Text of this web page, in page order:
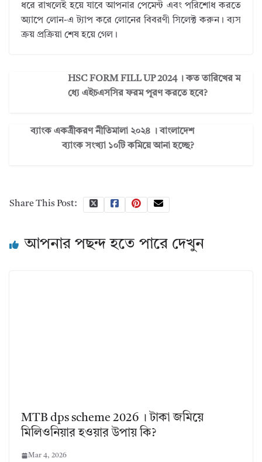
ধরে রাখলেই হয়ে যাবে আপনার পেমেন্ট এবং পরিশোধ করতে
অ্যাপে লোন-এ ট্যাপ করে লোনের বিবরণী সিলেক্ট করুন। ব্যস
ক্রয় প্রক্রিয়া শেষ হয়ে গেল।
HSC FORM FILL UP 2024 । কত তারিখের ম
ধ্যে এইচএসসির ফরম পূরণ করতে হবে?
ব্যাংক একত্রীকরণ নীতিমালা ২০২৪ । বাংলাদেশ
ব্যাংক সংখ্যা ১০টি কমিয়ে আনা হচ্ছে?
Share This Post:
আপনার পছন্দ হতে পারে দেখুন
MTB dps scheme 2026 । টাকা জমিয়ে
মিলিওনিয়ার হওয়ার উপায় কি?
Mar 4, 2026